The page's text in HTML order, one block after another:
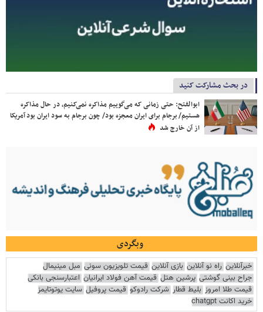
در بحث مشارکت کنید
ابوالفتح: حتی زمانی که می‌گوییم مذاکره نمی‌کنیم، در حال مذاکره
هستیم/ برجام برای ایران معجزه بود/ چون برجام به سود ایران بود آمریکا
از آن خارج شد
وبگردی
خبرآنلاین راه نو آنلاین بازی آنلاین قیمت تلویزیون سونی مبل مینیمال
جراح بینی گوشتی پرشین هتل قیمت آهن فولاد ایرانیان اعتبارسنجی بانکی
قیمت طلا امروز بلیط قطار شرکت رادوکو قیمت پروفیل سایت یوتوتایمز
خرید اکانت chatgpt